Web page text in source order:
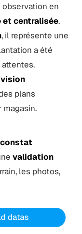
en
et centralisée.
, il représente une
a été
vision
plans
magasin.
constat
validation
les photos,